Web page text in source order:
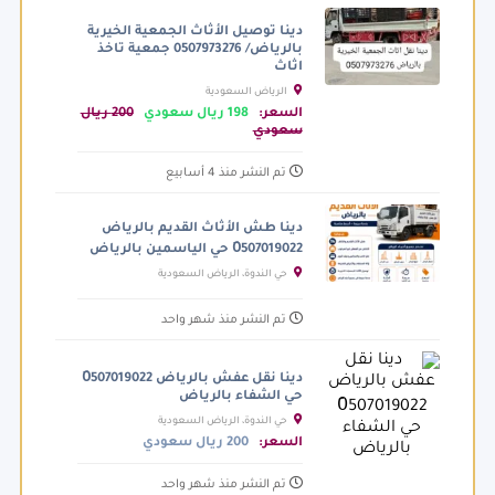
دينا توصيل الأثاث الجمعية الخيرية
بالرياض/ 0507973276 جمعية تاخذ
اثاث
السعر: 198 ريال سعودي
200 ريال
سعودي
تم النشر منذ 4 أسابيع
دينا طش الأثاث القديم بالرياض
0َ507019022 حي الياسمين بالرياض
تم النشر منذ شهر واحد
دينا نقل عفش بالرياض 0َ507019022
حي الشفاء بالرياض
السعر: 200 ريال سعودي
تم النشر منذ شهر واحد